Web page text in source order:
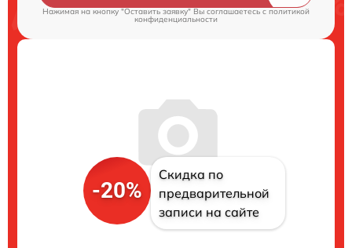
Нажимая на кнопку "Оставить заявку" Вы соглашаетесь cполитикой
конфиденциальности
-20%
Скидка по
предварительной
записи на сайте